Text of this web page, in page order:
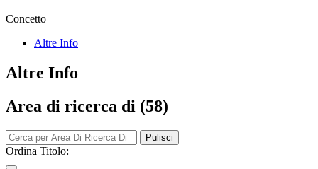
Concetto
Altre Info
Altre Info
Area di ricerca di (58)
Pulisci
Ordina Titolo: